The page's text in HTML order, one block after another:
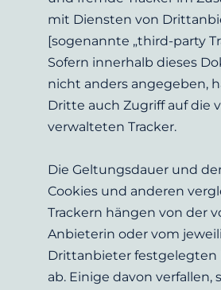
mit Diensten von
[sogenannte „third-party
Sofern innerhalb dieses
nicht anders angegeben,
Dritte auch Zugriff auf die
verwalteten Tracker.
Die Geltungsdauer und
Cookies und anderen
Trackern hängen von der
Anbieterin oder vom
Drittanbieter festgelegten
ab. Einige davon verfallen,